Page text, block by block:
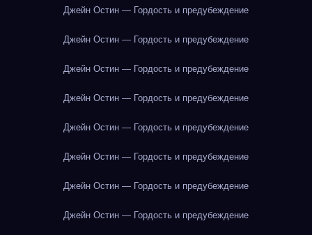
Джейн Остин — Гордость и предубеждение
Джейн Остин — Гордость и предубеждение
Джейн Остин — Гордость и предубеждение
Джейн Остин — Гордость и предубеждение
Джейн Остин — Гордость и предубеждение
Джейн Остин — Гордость и предубеждение
Джейн Остин — Гордость и предубеждение
Джейн Остин — Гордость и предубеждение